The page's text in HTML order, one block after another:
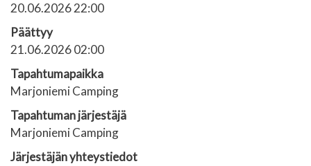
20.06.2026 22:00
Päättyy
21.06.2026 02:00
Tapahtumapaikka
Marjoniemi Camping
Tapahtuman järjestäjä
Marjoniemi Camping
Järjestäjän yhteystiedot